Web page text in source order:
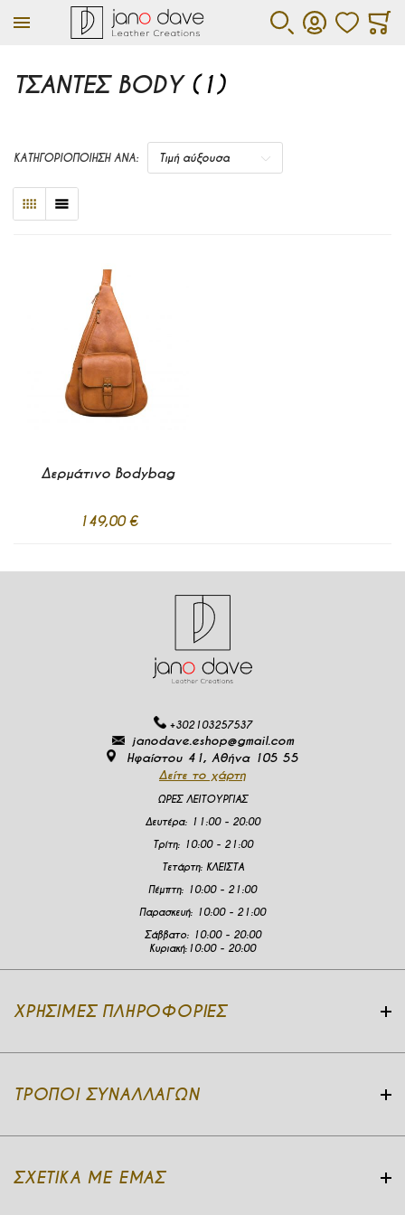
ΑΓΑΠΗΜΕΝΑ
ΤΣΆΝΤΕΣ BODY (1)
ΚΑΤΗΓΟΡΙΟΠΟΙΗΣΗ ΑΝΑ: Τιμή αύξουσα
ΠΛΈΓΜΑΛΊΣΤΑ
στα
Δερμάτινο Bodybag
149,00 €
+302103257537
janodave.eshop@gmail.com
Ηφαίστου 41, Αθήνα 105 55
Δείτε το χάρτη
ΩΡΕΣ ΛΕΙΤΟΥΡΓΙΑΣ
Δευτέρα: 11:00 - 20:00
Τρίτη: 10:00 - 21:00
Τετάρτη: ΚΛΕΙΣΤΑ
Πέμπτη: 10:00 - 21:00
Παρασκευή: 10:00 - 21:00
Σάββατο:10:00 - 20:00
Κυριακή: 10:00 - 20:00
ΧΡΉΣΙΜΕΣ ΠΛΗΡΟΦΟΡΊΕΣ
ΤΡΌΠΟΙ ΣΥΝΑΛΛΑΓΏΝ
ΣΧΕΤΙΚΆ ΜΕ ΕΜΆΣ